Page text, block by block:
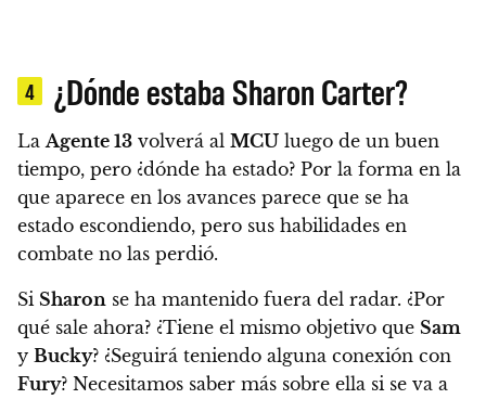
4 ¿Dónde estaba Sharon Carter?
La Agente 13 volverá al MCU luego de un buen
tiempo, pero ¿dónde ha estado? Por la forma en la
que aparece en los avances parece que se ha
estado escondiendo, pero sus habilidades en
combate no las perdió.
Si Sharon se ha mantenido fuera del radar. ¿Por
qué sale ahora? ¿Tiene el mismo objetivo que Sam
y Bucky? ¿Seguirá teniendo alguna conexión con
Fury? Necesitamos saber más sobre ella si se va a